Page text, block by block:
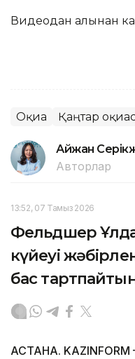
Видеодан алынған
Оқиға Қаңтар
Айжан
Авторлар
13:52, 07 Тамыз 2026
Фельдшер
күйеуі
бас
АСТАНА.